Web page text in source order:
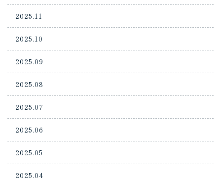
2025.11
2025.10
2025.09
2025.08
2025.07
2025.06
2025.05
2025.04